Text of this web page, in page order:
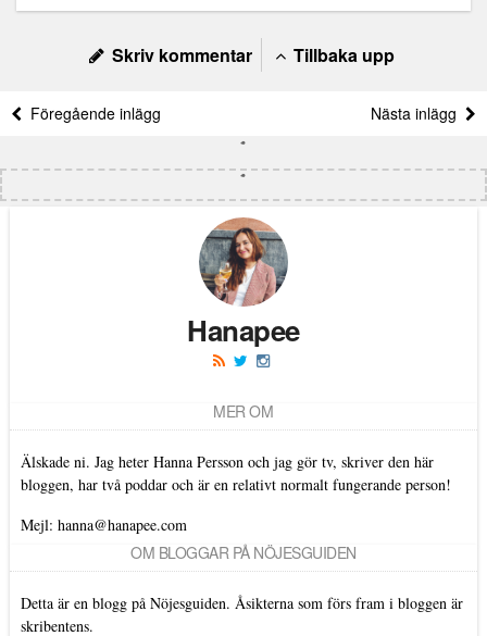
Skriv kommentar Tillbaka upp
Föregående inlägg Nästa inlägg
Hanapee
MER OM
Älskade ni. Jag heter Hanna Persson och jag gör tv, skriver den här
bloggen, har två poddar och är en relativt normalt fungerande person!
Mejl: hanna@hanapee.com
OM BLOGGAR PÅ NÖJESGUIDEN
Detta är en blogg på Nöjesguiden. Åsikterna som förs fram i bloggen är
skribentens.